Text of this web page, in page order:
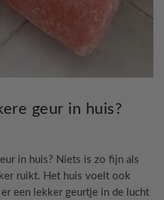
geur in huis?
in huis? Niets is zo fijn als
ruikt. Het huis voelt ook
een lekker geurtje in de lucht